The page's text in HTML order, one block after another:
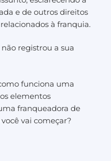
e de outros direitos
à franquia.
registrou a sua
funciona uma
elementos
franqueadora de
vai começar?